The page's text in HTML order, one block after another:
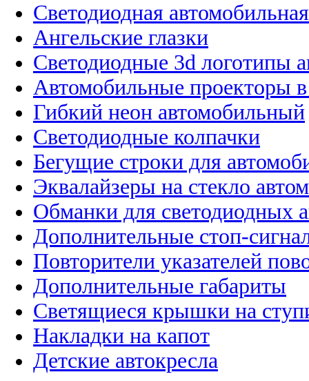
Светодиодная
Ангельские глазки
Светодиодные 3d логотипы
Автомобильные проекторы
Гибкий неон автомобильный
Светодиодные колпачки
Бегущие строки для
Эквалайзеры на стекло
Обманки для светодиодных
Дополнительные стоп-
Повторители указателей
Дополнительные габариты
Светящиеся крышки на
Накладки на капот
Детские автокресла